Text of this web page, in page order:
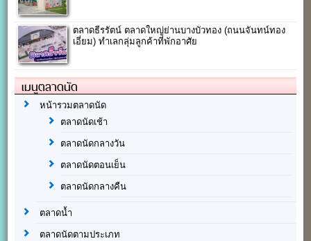
ตลาดธีรรัตน์ ตลาดใหญ่ย่านบางบัวทอง (ถนนจันทน์ทอง
เอี่ยม) ทำเลกลุ่มลูกค้าที่พักอาศัย
เมนูตลาดนัด
หน้ารวมตลาดนัด
ตลาดนัดเช้า
ตลาดนัดกลางวัน
ตลาดนัดตอนเย็น
ตลาดนัดกลางคืน
ตลาดน้ำ
ตลาดนัดตามประเภท